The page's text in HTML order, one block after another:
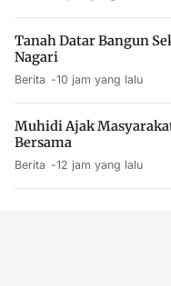
Tanah Datar Bangun
Nagari
Berita 10 jam yang lalu
Muhidi Ajak
Bersama
Berita 12 jam yang lalu